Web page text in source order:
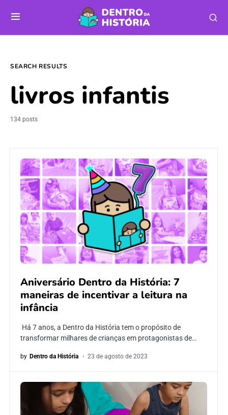
SEARCH RESULTS
livros infantis
134 posts
Aniversário Dentro da História: 7
maneiras de incentivar a leitura na
infância
Há 7 anos, a Dentro da História tem o propósito de
transformar milhares de crianças em protagonistas de…
by Dentro da História 23 de agosto de 2023